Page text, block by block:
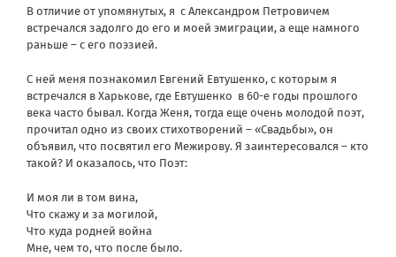
В отличие от упомянутых, я с Александром Петровичем
встречался задолго до его и моей эмиграции, а еще намного
раньше – с его поэзией.
С ней меня познакомил Евгений Евтушенко, с которым я
встречался в Харькове, где Евтушенко в 60-е годы прошлого
века часто бывал. Когда Женя, тогда еще очень молодой поэт,
прочитал одно из своих стихотворений – «Свадьбы», он
объявил, что посвятил его Межирову. Я заинтересовался – кто
такой? И оказалось, что Поэт:
И моя ли в том вина,
Что скажу и за могилой,
Что куда родней война
Мне, чем то, что после было.